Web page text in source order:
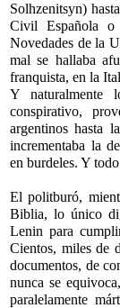
Solhzenitsyn)
Civil Española o
Novedades de la
mal se hallaba
franquista, en la
Y naturalmente
conspirativo,
argentinos hasta
incrementaba la
en burdeles. Y
El politburó,
Biblia, lo único
Lenin para
Cientos, miles de
documentos, de
nunca se
paralelamente